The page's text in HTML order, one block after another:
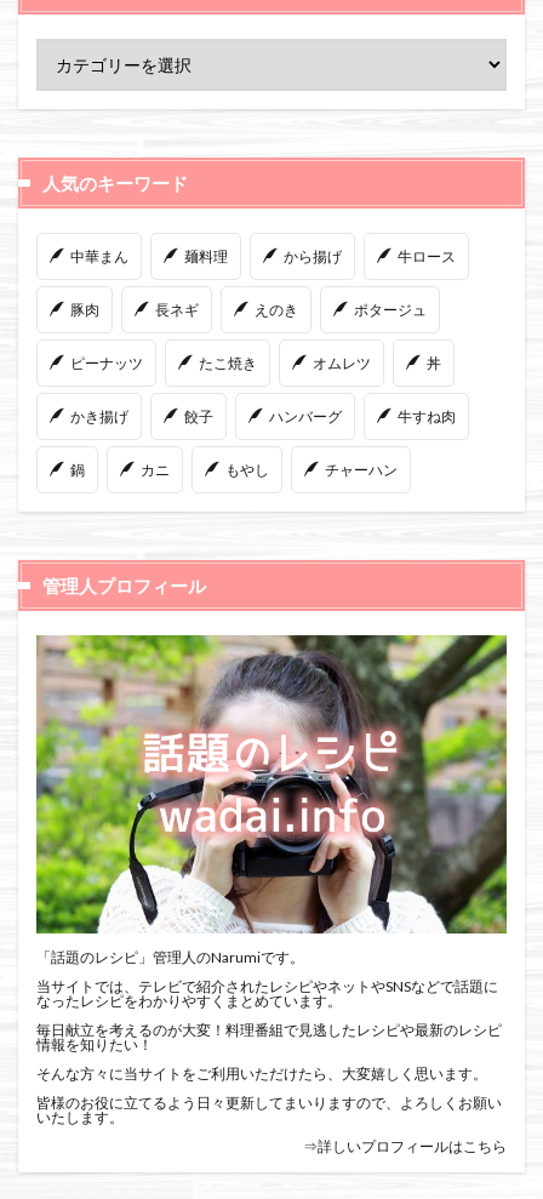
人気のキーワード
中華まん 麺料理 から揚げ 牛ロース
豚肉 長ネギ えのき ポタージュ
ピーナッツ たこ焼き オムレツ 丼
かき揚げ 餃子 ハンバーグ 牛すね肉
鍋 カニ もやし チャーハン
管理人プロフィール
「話題のレシピ」管理人のNarumiです。
当サイトでは、テレビで紹介されたレシピやネットやSNSなどで話題に
なったレシピをわかりやすくまとめています。
毎日献立を考えるのが大変！料理番組で見逃したレシピや最新のレシピ
情報を知りたい！
そんな方々に当サイトをご利用いただけたら、大変嬉しく思います。
皆様のお役に立てるよう日々更新してまいりますので、よろしくお願い
いたします。
⇒詳しいプロフィールはこちら